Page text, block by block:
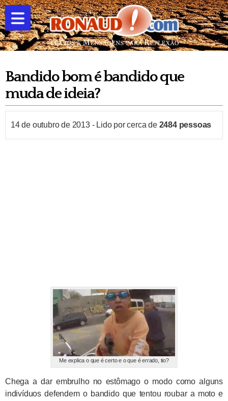
Bandido bom é bandido que
muda de ideia?
14 de outubro de 2013- Lido por cerca de 2484pessoas
Me explica o que é certo e o que é errado, tio?
Chega a dar embrulho no estômago o modo como alguns
indivíduos defendem o bandido que tentou roubar a moto e